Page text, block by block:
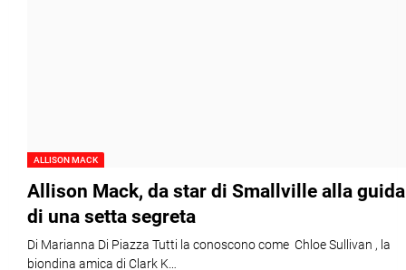
ALLISON MACK
Allison Mack, da star di Smallville alla guida
di una setta segreta
Di Marianna Di Piazza Tutti la conoscono come Chloe Sullivan , la
biondina amica di Clark K…